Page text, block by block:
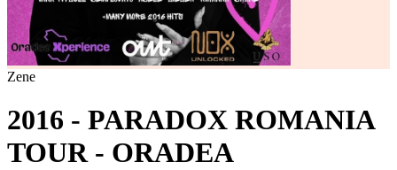
Zene
2016 - PARADOX ROMANIA
TOUR - ORADEA